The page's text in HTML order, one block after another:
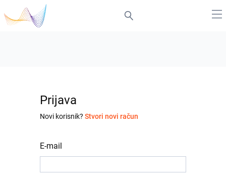
Prijava
Novi korisnik? Stvori novi račun
E-mail